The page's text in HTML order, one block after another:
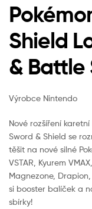
Shield
& Battle
Výrobce Nintendo
Nové rozšíření
Sword & Shield se
těšit na nové silné
VSTAR, Kyurem
Magnezone,
si booster balíček a
sbírky!